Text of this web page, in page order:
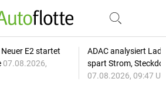
E2 startet
07.08.2026,
ADAC analysiert
spart Strom,
07.08.2026, 09:47